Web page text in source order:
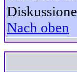
Nach oben